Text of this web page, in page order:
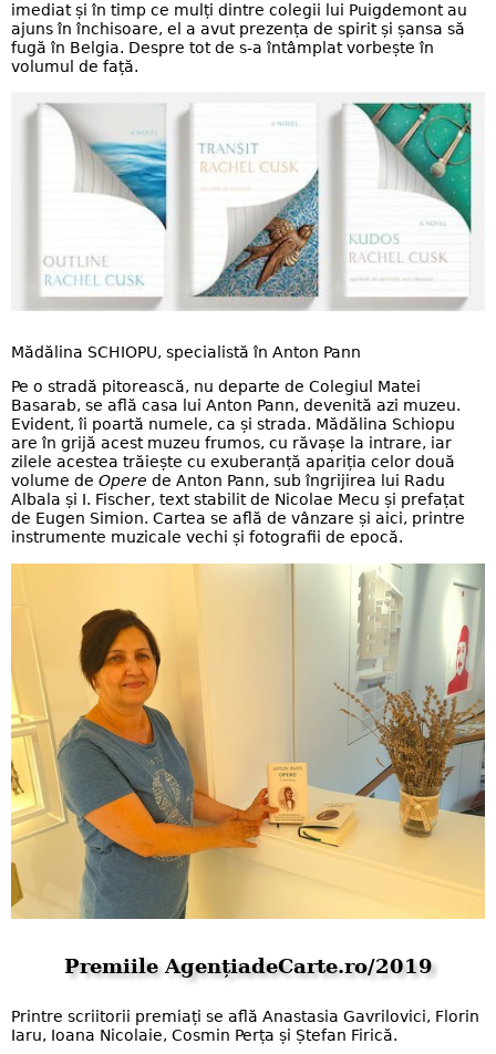
imediat și în timp ce mulți dintre colegii lui Puigdemont au
ajuns în închisoare, el a avut prezența de spirit și șansa să
fugă în Belgia. Despre tot de s-a întâmplat vorbește în
volumul de față.
Mădălina SCHIOPU, specialistă în Anton Pann
Pe o stradă pitorească, nu departe de Colegiul Matei
Basarab, se află casa lui Anton Pann, devenită azi muzeu.
Evident, îi poartă numele, ca și strada. Mădălina Schiopu
are în grijă acest muzeu frumos, cu răvașe la intrare, iar
zilele acestea trăiește cu exuberanță apariția celor două
volume de Opere de Anton Pann, sub îngrijirea lui Radu
Albala și I. Fischer, text stabilit de Nicolae Mecu și prefațat
de Eugen Simion. Cartea se află de vânzare și aici, printre
instrumente muzicale vechi și fotografii de epocă.
Premiile AgențiadeCarte.ro/2019
Printre scriitorii premiați se află Anastasia Gavrilovici, Florin
Iaru, Ioana Nicolaie, Cosmin Perța și Ștefan Firică.